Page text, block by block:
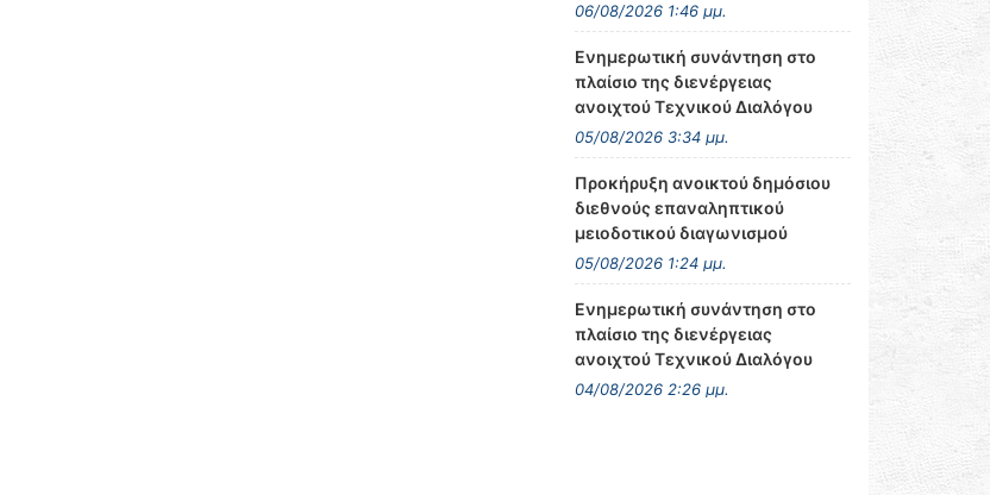
06/08/2026 1:46 μμ.
Ενημερωτική συνάντηση στο
πλαίσιο της διενέργειας
ανοιχτού Τεχνικού Διαλόγου
05/08/2026 3:34 μμ.
Προκήρυξη ανοικτού δημόσιου
διεθνούς επαναληπτικού
μειοδοτικού διαγωνισμού
05/08/2026 1:24 μμ.
Ενημερωτική συνάντηση στο
πλαίσιο της διενέργειας
ανοιχτού Τεχνικού Διαλόγου
04/08/2026 2:26 μμ.